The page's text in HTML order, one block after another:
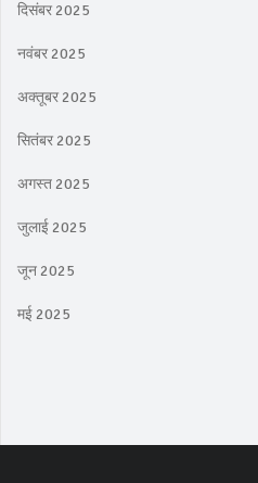
दिसंबर 2025
नवंबर 2025
अक्तूबर 2025
सितंबर 2025
अगस्त 2025
जुलाई 2025
जून 2025
मई 2025